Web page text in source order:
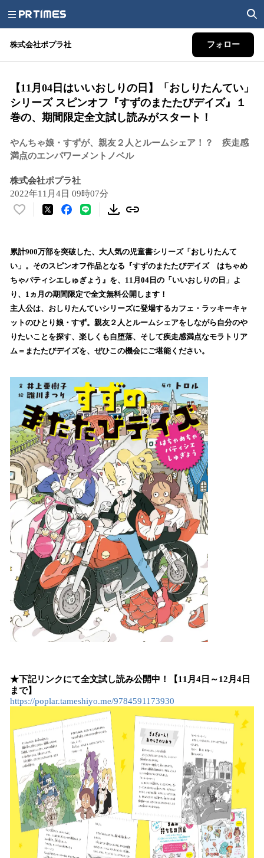
株式会社ポプラ社 フォロー
【11月04日はいいおしりの日】「おしりたんてい」
シリーズ スピンオフ『すずのまたたびデイズ』１
巻の、期間限定全文試し読みがスタート！
やんちゃ娘・すずが、親友２人とルームシェア！？ 疾走感
満点のエンパワーメントノベル
株式会社ポプラ社
2022年11月4日 09時07分
い
！
数
を
読
込
み
中
で
累計900万部を突破した、大人気の児童書シリーズ「おしりたんて
い」。そのスピンオフ作品となる『すずのまたたびデイズ はちゃめ
ちゃパティシエしゅぎょう』を、11月04日の「いいおしりの日」よ
り、1ヵ月の期間限定で全文無料公開します！
主人公は、おしりたんていシリーズに登場するカフェ・ラッキーキャ
ットのひとり娘・すず。親友２人とルームシェアをしながら自分のや
りたいことを探す、楽しくも自堕落、そして疾走感満点なモラトリア
ム＝またたびデイズを、ぜひこの機会にご堪能ください。
★下記リンクにて全文試し読み公開中！【11月4日～12月4日
まで】
https://poplar.tameshiyo.me/9784591173930